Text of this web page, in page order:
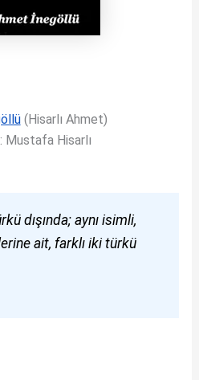
(Hisarlı Ahmet)
Mustafa Hisarlı
dışında; aynı isimli,
ait, farklı iki türkü